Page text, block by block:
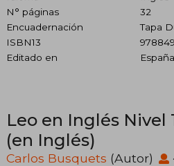
N° páginas
32
Encuadernación
Tapa
ISBN13
Editado en
España
Leo en Inglés Nivel
(en Inglés)
Carlos Busquets (Autor) ·